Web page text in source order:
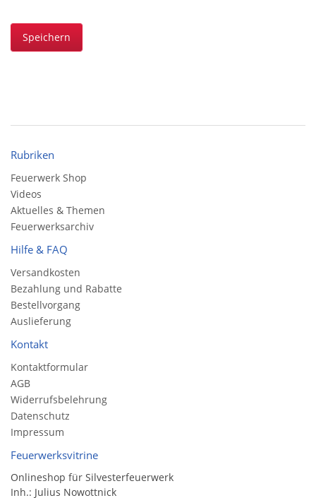
Speichern
Rubriken
Feuerwerk Shop
Videos
Aktuelles & Themen
Feuerwerksarchiv
Hilfe & FAQ
Versandkosten
Bezahlung und Rabatte
Bestellvorgang
Auslieferung
Kontakt
Kontaktformular
AGB
Widerrufsbelehrung
Datenschutz
Impressum
Feuerwerksvitrine
Onlineshop für Silvesterfeuerwerk
Inh.: Julius Nowottnick